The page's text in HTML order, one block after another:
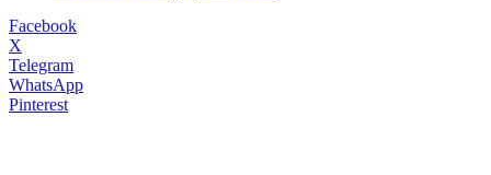
Facebook
X
Telegram
WhatsApp
Pinterest